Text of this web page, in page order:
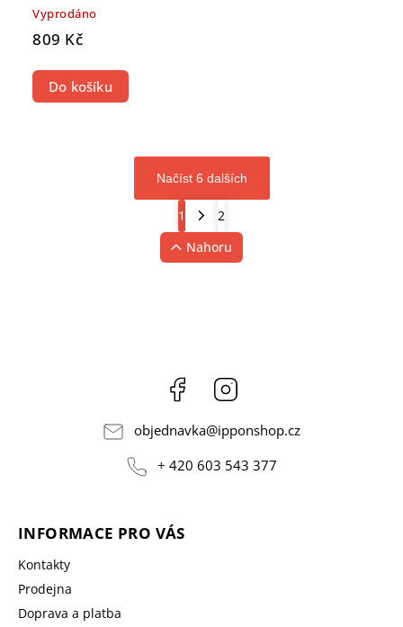
Vyprodáno
809 Kč
Do košíku
Načíst 6 dalších
1
2
Nahoru
Facebook
objednavka@ipponshop.cz
+ 420 603 543 377
INFORMACE PRO VÁS
Kontakty
Prodejna
Doprava a platba